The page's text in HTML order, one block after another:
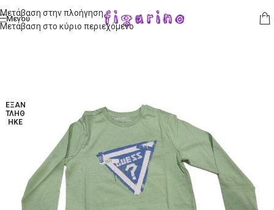
Μετάβαση στην πλοήγηση
Μετάβαση στο κύριο περιεχόμενο
Μενού
ΕΞΑΝ
ΤΛΉΘ
ΗΚΕ